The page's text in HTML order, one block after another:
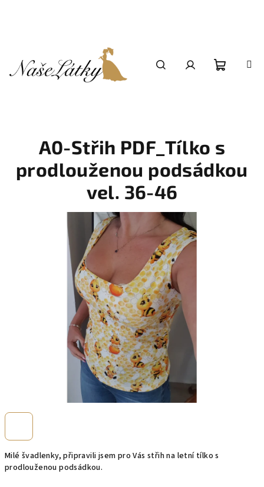
Milé švadlenky, připravili jsem pro Vás střih na letní tílko s
prodlouženou podsádkou.
A0-Střih PDF_Tílko s
prodlouženou podsádkou
vel. 36-46